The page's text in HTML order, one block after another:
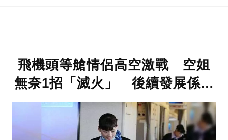
飛機頭等艙情侶高空激戰 空姐
無奈1招「滅火」 後續發展係…